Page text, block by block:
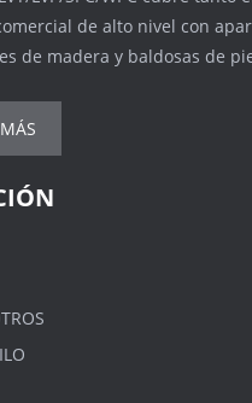
de alto nivel con
de madera y baldosas de